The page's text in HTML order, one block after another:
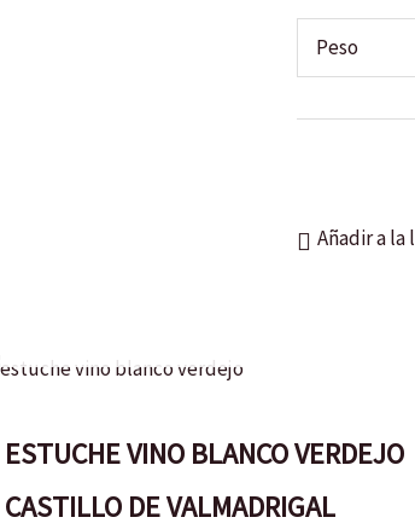
Peso
Añadir a la
ESTUCHE VINO BLANCO VERDEJO
CASTILLO DE VALMADRIGAL